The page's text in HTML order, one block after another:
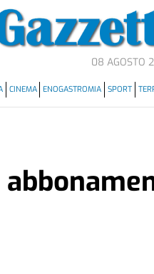
08 AGOSTO
CINEMA ENOGASTROMIA SPORT